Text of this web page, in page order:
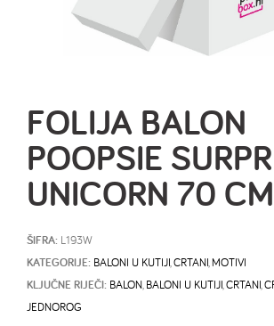
FOLIJA BALON
POOPSIE
UNICORN 70 CM
ŠIFRA: L193W
KATEGORIJE: BALONI U KUTIJI CRTANI MOTIVI
KLJUČNE RIJEČI: BALON BALONI U KUTIJI CRTANI
JEDNOROG